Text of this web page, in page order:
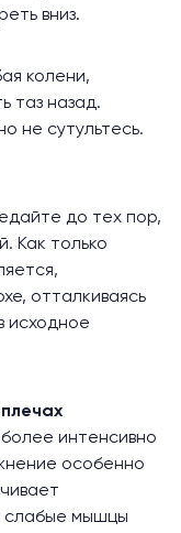
вниз.
колени,
таз назад.
не сутультесь.
до тех пор,
Как только
отталкиваясь
исходное
интенсивно
особенно
слабые мышцы